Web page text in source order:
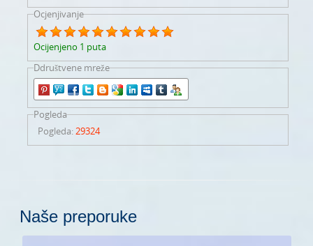
Ocjenjivanje
Ocijenjeno 1 puta
Ddruštvene mreže
Pogleda
Pogleda: 29324
Naše preporuke